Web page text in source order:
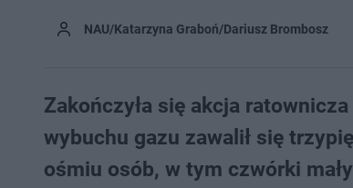
NAU/Katarzyna Graboń/Dariusz Brombosz
Zakończyła się akcja
wybuchu gazu zawalił się
ośmiu osób, w tym czwórki